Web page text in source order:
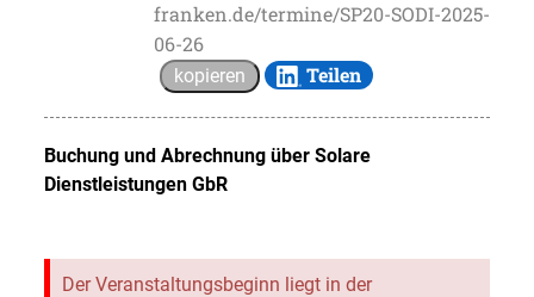
franken.de/termine/SP20-SODI-2025-
06-26
kopieren Teilen
Buchung und Abrechnung über Solare
Dienstleistungen GbR
Der Veranstaltungsbeginn liegt in der